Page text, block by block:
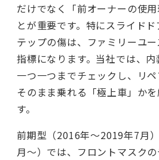
だけでなく「前オーナーの使
とが重要です。特にスライド
テップの傷は、ファミリーユ
指標になります。当社では、
一つ一つまでチェックし、リペ
そのまま乗れる「極上車」か
す。
前期型（2016年〜2019年7月
月〜）では、フロントマスク